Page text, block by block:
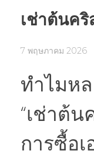
เช่าต้นค
7 พฤษภาคม 2026
ทำไมห
“เช่าต้
การซื้อเ